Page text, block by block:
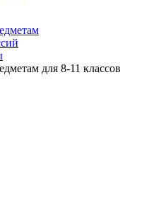
для 8-11 классов